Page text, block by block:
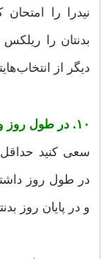
نیدرا را
بدنتان را
دیگر از
۱۰. در طول روز وقفه‌های استراحت داشته باشید.
در طول روز
و در پایان روز